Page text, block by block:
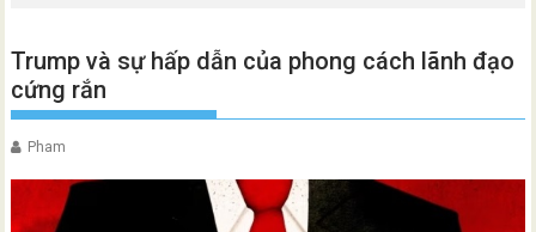
Trump và sự hấp dẫn của phong cách lãnh đạo
cứng rắn
Pham